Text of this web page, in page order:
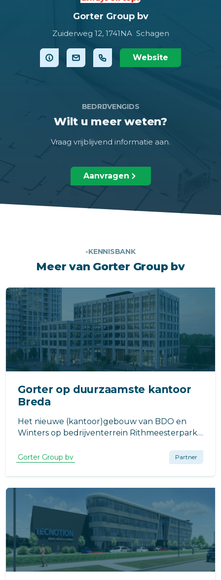
Gorter Group bv
Zuiderweg 12, 1741NA Schagen
Website
BEDRIJVENGIDS
Wilt u meer weten?
Vraag vrijblijvend informatie aan.
Aanvragen
-KENNISBANK
Meer van Gorter Group bv
Gorter op duurzaamste kantoor
Breda
Het nieuwe (kantoor)gebouw van BDO en
Winters op bedrijventerrein Rithmeesterpark
over een kantoorruimte en innovatiecampus
Gorter Group bv Partner